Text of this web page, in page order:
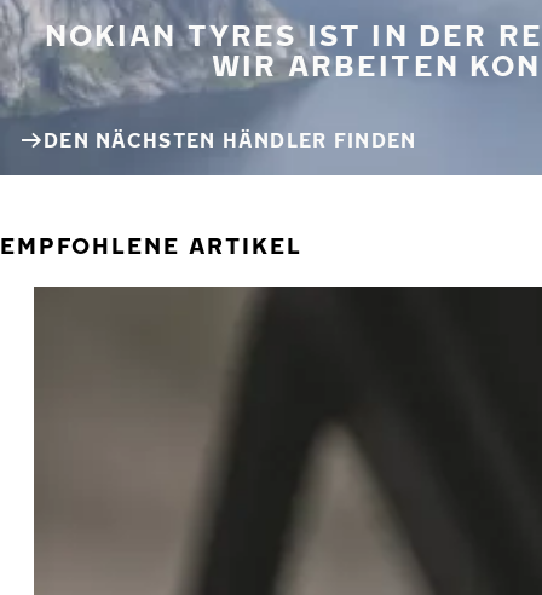
NOKIAN TYRES IST IN DER
WIR ARBEITEN
DEN NÄCHSTEN HÄNDLER FINDEN
EMPFOHLENE ARTIKEL